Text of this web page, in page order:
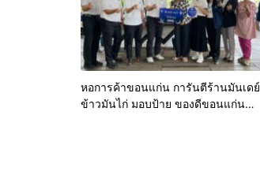
หอการค้าขอนแก่น การันตีร้านมันเดย์
ข้าวมันไก่ มอบป้าย ของดีขอนแก่น